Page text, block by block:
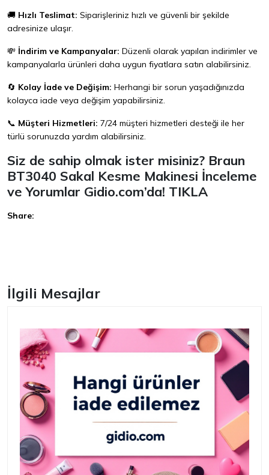
🚚 Hızlı Teslimat: Siparişleriniz hızlı ve güvenli bir şekilde
adresinize ulaşır.
💸 İndirim ve Kampanyalar: Düzenli olarak yapılan indirimler ve
kampanyalarla ürünleri daha uygun fiyatlara satın alabilirsiniz.
🔄 Kolay İade ve Değişim: Herhangi bir sorun yaşadığınızda
kolayca iade veya değişim yapabilirsiniz.
📞 Müşteri Hizmetleri: 7/24 müşteri hizmetleri desteği ile her
türlü sorunuzda yardım alabilirsiniz.
Siz de sahip olmak ister misiniz? Braun
BT3040 Sakal Kesme Makinesi İnceleme
ve Yorumlar Gidio.com’da! TIKLA
Share:
İlgili Mesajlar